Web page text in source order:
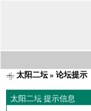
太阳二坛» 论坛提示
太阳二坛 提示信息